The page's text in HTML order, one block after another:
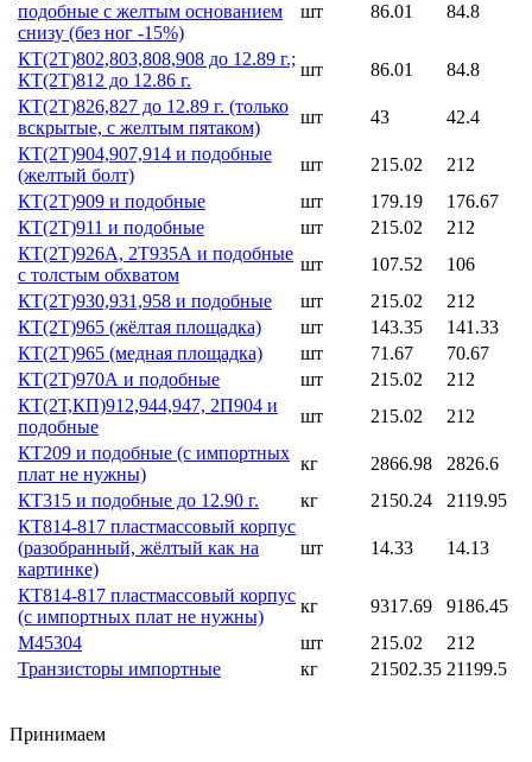
подобные с желтым основанием
снизу (без ног -15%)
шт 86.01 84.8
КТ(2Т)802,803,808,908 до 12.89 г.;
КТ(2Т)812 до 12.86 г.
шт 86.01
84.8
КТ(2Т)826,827 до 12.89 г. (только
вскрытые, с желтым пятаком)
шт 43
42.4
КТ(2Т)904,907,914 и подобные
(желтый болт)
шт 215.02
212
КТ(2Т)909 и подобные
шт 179.19
176.67
КТ(2Т)911 и подобные
шт 215.02
212
КТ(2Т)926А, 2Т935А и подобные
с толстым обхватом
шт 107.52
106
КТ(2Т)930,931,958 и подобные
шт 215.02
212
КТ(2Т)965 (жёлтая площадка)
шт 143.35
141.33
КТ(2Т)965 (медная площадка)
шт 71.67
70.67
КТ(2Т)970А и подобные
шт 215.02
212
КТ(2Т,КП)912,944,947, 2П904 и
подобные
шт 215.02
212
КТ209 и подобные (с импортных
плат не нужны)
кг 2866.98
2826.6
КТ315 и подобные до 12.90 г.
кг 2150.24
2119.95
КТ814-817 пластмассовый корпус
(разобранный, жёлтый как на
картинке)
шт 14.33 14.13
КТ814-817 пластмассовый корпус
(с импортных плат не нужны)
кг 9317.69
9186.45
М45304
шт 215.02
212
Транзисторы импортные
кг 21502.35 21199.5
Принимаем